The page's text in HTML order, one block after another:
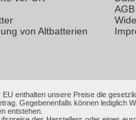
von Altbatterien
AGB
EU enthalten unsere Preise die
Gegebenenfalls können
entstehen.